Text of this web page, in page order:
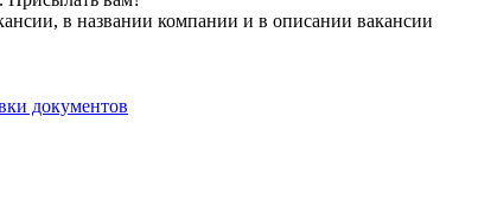
в названии компании и в описании вакансии
документов